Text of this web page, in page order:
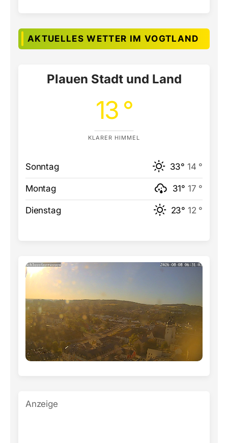
AKTUELLES WETTER IM VOGTLAND
Plauen Stadt und Land
13 °
KLARER HIMMEL
Sonntag 33° 14 °
Montag 31° 17 °
Dienstag 23° 12 °
Anzeige